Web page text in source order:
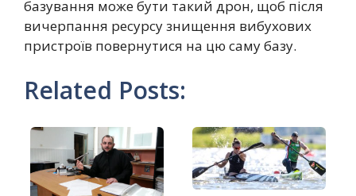
базування може бути такий дрон, щоб після
вичерпання ресурсу знищення вибухових
пристроїв повернутися на цю саму базу.
Related Posts: